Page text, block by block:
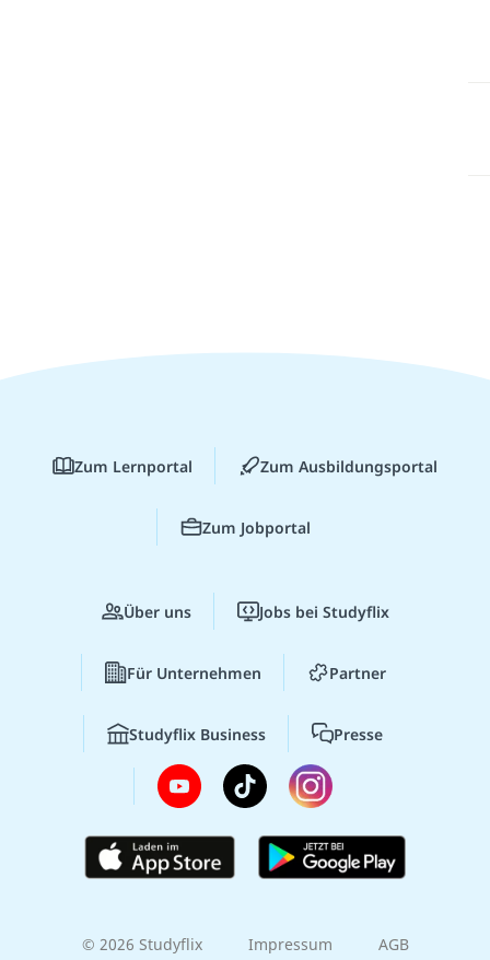
Zum Lernportal Zum Ausbildungsportal
Zum Jobportal
Über uns Jobs bei Studyflix
Für Unternehmen Partner
Studyflix Business Presse
© 2026 Studyflix Impressum AGB